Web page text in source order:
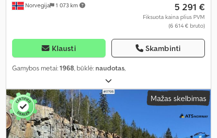
Norvegija 1 073 km 5 291 €
Fiksuota kaina plius PVM
(6 614 € bruto)
Klausti Skambinti
Gamybos metai:1968, būklė: naudotas,
Mažas skelbimas